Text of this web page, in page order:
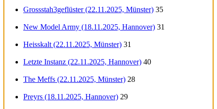
Grossstah3geflüster (22.11.2025, Münster) 35
New Model Army (18.11.2025, Hannover) 31
Heisskalt (22.11.2025, Münster) 31
Letzte Instanz (22.11.2025, Hannover) 40
The Meffs (22.11.2025, Münster) 28
Preyrs (18.11.2025, Hannover) 29